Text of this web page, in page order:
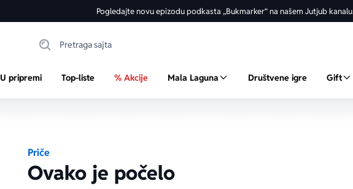
Pogledajte novu epizodu podkasta „Bukmarker“ na našem Jutjub kanalu
U pripremi Top-liste % Akcije Mala Laguna Društvene igre Gift
Priče
Ovako je počelo